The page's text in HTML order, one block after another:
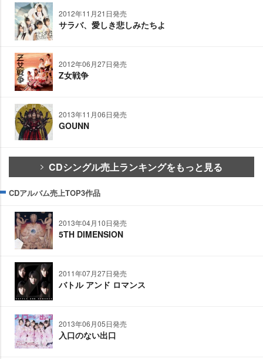
2012年11月21日発売
サラバ、愛しき悲しみたちよ
2012年06月27日発売
Z女戦争
2013年11月06日発売
GOUNN
CDシングル売上ランキングをもっと見る
CDアルバム売上TOP3作品
2013年04月10日発売
5TH DIMENSION
2011年07月27日発売
バトル アンド ロマンス
2013年06月05日発売
入口のない出口